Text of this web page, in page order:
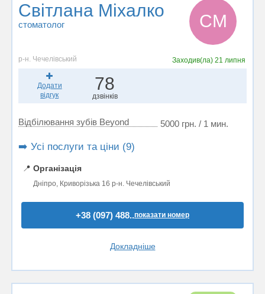
Світлана Міхалко
стоматолог СМ
р-н. Чечелівський Заходив(ла) 21 липня
Додати
відгук
78
дзвінків
Відбілювання зубів Beyond 5000 грн. / 1 мин.
➡️ Усі послуги та ціни (9)
📍 Організація
Дніпро, Криворізька 16 р-н. Чечелівський
+38 (097) 488..показати номер
Докладніше